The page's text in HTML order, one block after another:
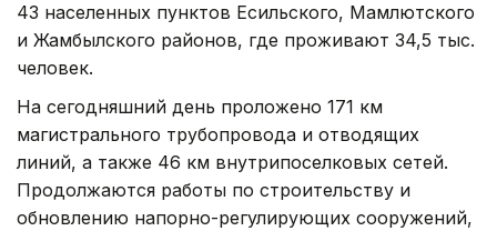
43 населенных пунктов Есильского, Мамлютского
и Жамбылского районов, где проживают 34,5 тыс.
человек.
На сегодняшний день проложено 171 км
магистрального трубопровода и отводящих
линий, а также 46 км внутрипоселковых сетей.
Продолжаются работы по строительству и
обновлению напорно-регулирующих сооружений,